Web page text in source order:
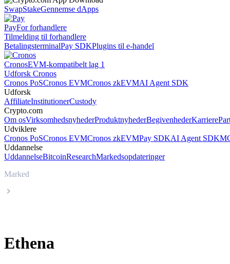
SwapStakeGennemse dApps
PayFor forhandlere
Tilmelding til forhandlere
BetalingsterminalPay SDKPlugins til e-handel
CronosEVM-kompatibelt lag 1
Udforsk Cronos
Cronos PoSCronos EVMCronos zkEVMAI Agent SDK
Udforsk
AffiliateInstitutionerCustody
Crypto.com
Om osVirksomhedsnyhederProduktnyhederBegivenhederKarriere
Udviklere
Cronos PoSCronos EVMCronos zkEVMPay SDKAI Agent SDK
Uddannelse
UddannelseBitcoinResearchMarkedsopdateringer
Marked
Ethena